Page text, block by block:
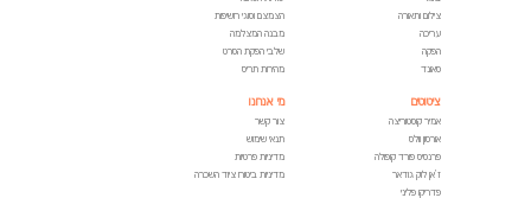
צילום ותאורה
עריכה
הפקה
סאונד
הצמצם וסוגי חשיפות
מבנה המצלמה
שלבי הפקת הסרט
מהירות תריס
ציטוטים
אמיר קוסטוריצה
אורסון וולס
פרנסיס פורד קופולה
ז'אן לוק גודאר
פדריקו פליני
מי אנחנו
צור קשר
תנאי שימוש
מדיניות פרטיות
מדיניות ביטוח ציוד השכרה